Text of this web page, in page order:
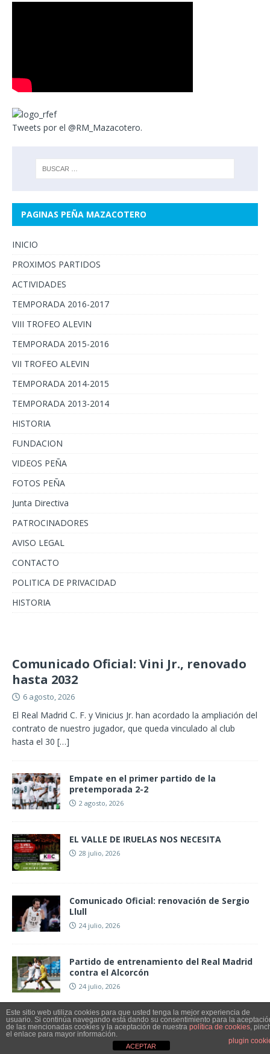
Tweets por el @RM_Mazacotero.
PAGINAS PEÑA MAZACOTERO
INICIO
PROXIMOS PARTIDOS
ACTIVIDADES
TEMPORADA 2016-2017
VIII TROFEO ALEVIN
TEMPORADA 2015-2016
VII TROFEO ALEVIN
TEMPORADA 2014-2015
TEMPORADA 2013-2014
HISTORIA
FUNDACION
VIDEOS PEÑA
FOTOS PEÑA
Junta Directiva
PATROCINADORES
AVISO LEGAL
CONTACTO
POLITICA DE PRIVACIDAD
HISTORIA
Comunicado Oficial: Vini Jr., renovado
hasta 2032
6 agosto, 2026
El Real Madrid C. F. y Vinicius Jr. han acordado la ampliación del
contrato de nuestro jugador, que queda vinculado al club
hasta el 30 […]
Empate en el primer partido de la
pretemporada 2-2
2 agosto, 2026
EL VALLE DE IRUELAS NOS NECESITA
28 julio, 2026
Comunicado Oficial: renovación de Sergio
Llull
24 julio, 2026
Partido de entrenamiento del Real Madrid
contra el Alcorcón
24 julio, 2026
Copyright © 2026 | Tema para WordPress de MH Themes
Este sitio web utiliza cookies para que usted tenga la mejor experiencia de
usuario. Si continúa navegando está dando su consentimiento para la
de las mencionadas cookies y la aceptación de nuestra política de cookies,
el enlace para mayor información.
plugin
ACEPTAR